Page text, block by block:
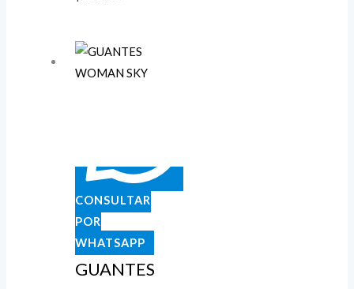
CONSULTAR
POR
WHATSAPP
GUANTES